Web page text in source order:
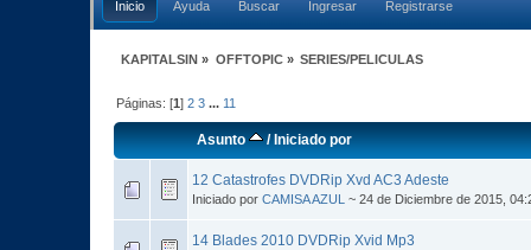
Inicio Ayuda Buscar Ingresar Registrarse
KAPITALSIN » OFFTOPIC» SERIES/PELICULAS
Páginas: [1]2 3 ... 11
Asunto /Iniciado por
12 Catastrofes DVDRip Xvd AC3 Adeste
Iniciado por CAMISA AZUL ~ 24 de Diciembre de 2015,
14 Blades 2010 DVDRip Xvid Mp3